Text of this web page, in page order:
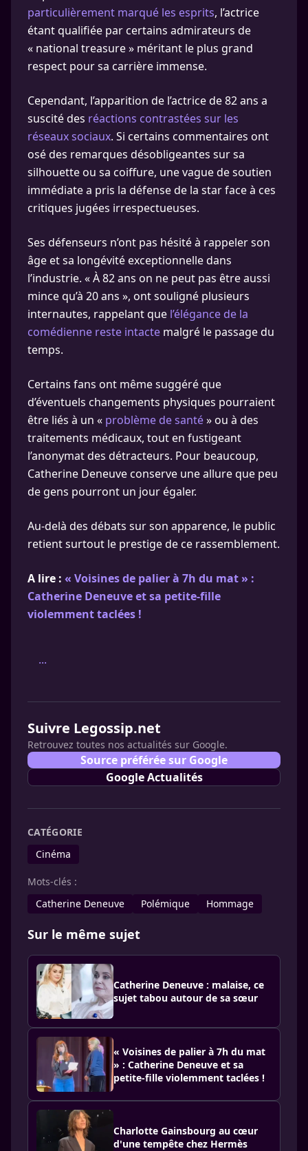
particulièrement marqué les esprits, l’actrice
étant qualifiée par certains admirateurs de
« national treasure » méritant le plus grand
respect pour sa carrière immense.
Cependant, l’apparition de l’actrice de 82 ans a
suscité des réactions contrastées sur les
réseaux sociaux. Si certains commentaires ont
osé des remarques désobligeantes sur sa
silhouette ou sa coiffure, une vague de soutien
immédiate a pris la défense de la star face à ces
critiques jugées irrespectueuses.
Ses défenseurs n’ont pas hésité à rappeler son
âge et sa longévité exceptionnelle dans
l’industrie. « À 82 ans on ne peut pas être aussi
mince qu’à 20 ans », ont souligné plusieurs
internautes, rappelant que l’élégance de la
comédienne reste intacte malgré le passage du
temps.
Certains fans ont même suggéré que
d’éventuels changements physiques pourraient
être liés à un « problème de santé» ou à des
traitements médicaux, tout en fustigeant
l’anonymat des détracteurs. Pour beaucoup,
Catherine Deneuve conserve une allure que peu
de gens pourront un jour égaler.
Au-delà des débats sur son apparence, le public
retient surtout le prestige de ce rassemblement.
A lire : « Voisines de palier à 7h du mat » :
Catherine Deneuve et sa petite-fille
violemment taclées !
...
Suivre Legossip.net
Retrouvez toutes nos actualités sur Google.
Source préférée sur Google
Google Actualités
CATÉGORIE
Cinéma
Mots-clés :
Catherine Deneuve
Polémique Hommage
Sur le même sujet
Catherine Deneuve : malaise, ce
sujet tabou autour de sa sœur
« Voisines de palier à 7h du mat
» : Catherine Deneuve et sa
petite-fille violemment taclées !
Charlotte Gainsbourg au cœur
d'une tempête chez Hermès